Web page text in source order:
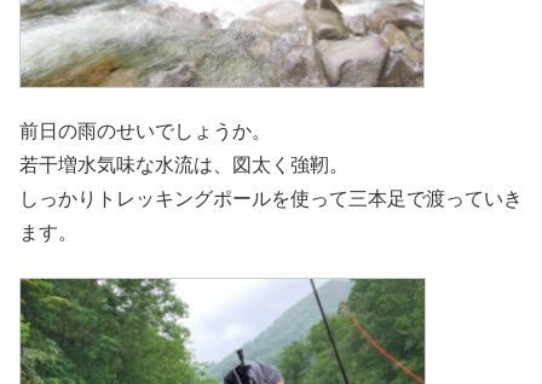
前日の雨のせいでしょうか。
若干増水気味な水流は、図太く強靭。
しっかりトレッキングポールを使って三本足で渡っていき
ます。